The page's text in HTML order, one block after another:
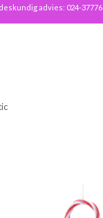
advies: 024-